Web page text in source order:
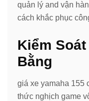
quản lý and vận
cách khắc phục
Kiểm
Bằng
giá xe yamaha 155
thức nghịch game